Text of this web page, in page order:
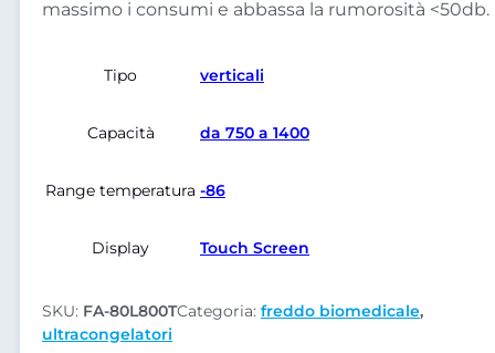
massimo i consumi e abbassa la rumorosità <50db.
Tipo verticali
Capacità da 750 a 1400
Range temperatura -86
Display Touch Screen
SKU: FA-80L800TCategoria: freddo biomedicale,
ultracongelatori